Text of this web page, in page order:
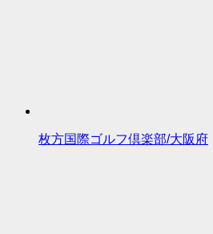
枚方国際ゴルフ倶楽部/大阪府